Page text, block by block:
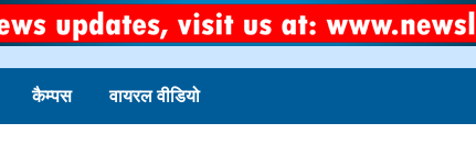
कैम्पस वायरल वीडियो